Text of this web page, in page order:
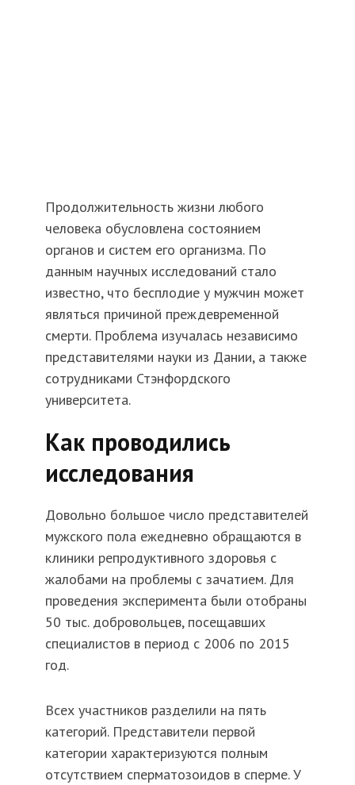
Продолжительность жизни любого
человека обусловлена состоянием
органов и систем его организма. По
данным научных исследований стало
известно, что бесплодие у мужчин может
являться причиной преждевременной
смерти. Проблема изучалась независимо
представителями науки из Дании, а также
сотрудниками Стэнфордского
университета.
Как проводились
исследования
Довольно большое число представителей
мужского пола ежедневно обращаются в
клиники репродуктивного здоровья с
жалобами на проблемы с зачатием. Для
проведения эксперимента были отобраны
50 тыс. добровольцев, посещавших
специалистов в период с 2006 по 2015
год.
Всех участников разделили на пять
категорий. Представители первой
категории характеризуются полным
отсутствием сперматозоидов в сперме. У